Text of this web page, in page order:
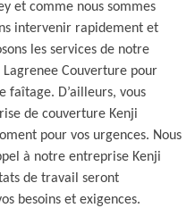
et comme nous sommes
intervenir rapidement et
les services de notre
Couverture pour
faîtage. D’ailleurs, vous
de couverture Kenji
pour vos urgences. Nous
à notre entreprise Kenji
de travail seront
besoins et exigences.